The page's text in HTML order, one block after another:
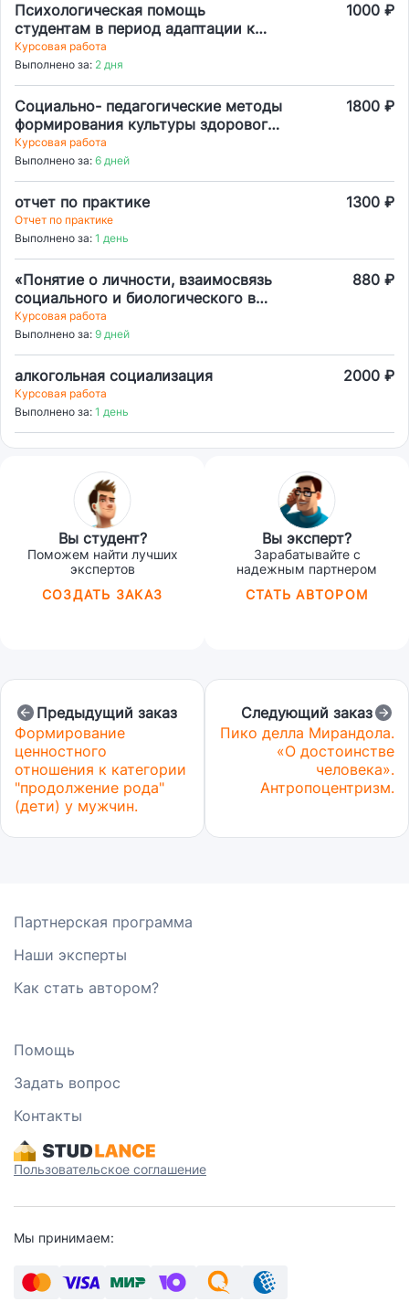
Психологическая помощь
студентам в период адаптации к
условиям образовательной
организации
1000 ₽
Курсовая работа
Выполнено за: 2 дня
Социально- педагогические методы
формирования культуры здорового
образа жизни детей младших
школьников в условиях
общеобразовательной организации
1800 ₽
Курсовая работа
Выполнено за: 6 дней
отчет по практике 1300 ₽
Отчет по практике
Выполнено за: 1 день
«Понятие о личности, взаимосвязь
социального и биологического в
личности»
880 ₽
Курсовая работа
Выполнено за: 9 дней
алкогольная социализация 2000 ₽
Курсовая работа
Выполнено за: 1 день
Вы студент?
Поможем найти лучших
экспертов
СОЗДАТЬ ЗАКАЗ
Вы эксперт?
Зарабатывайте с
надежным партнером
СТАТЬ АВТОРОМ
Предыдущий заказ
Формирование
ценностного
отношения к категории
"продолжение рода"
(дети) у мужчин.
Следующий заказ
Пико делла Мирандола.
«О достоинстве
человека».
Антропоцентризм.
Партнерская программа
Наши эксперты
Как стать автором?
Помощь
Задать вопрос
Контакты
Пользовательское соглашение
Мы принимаем: